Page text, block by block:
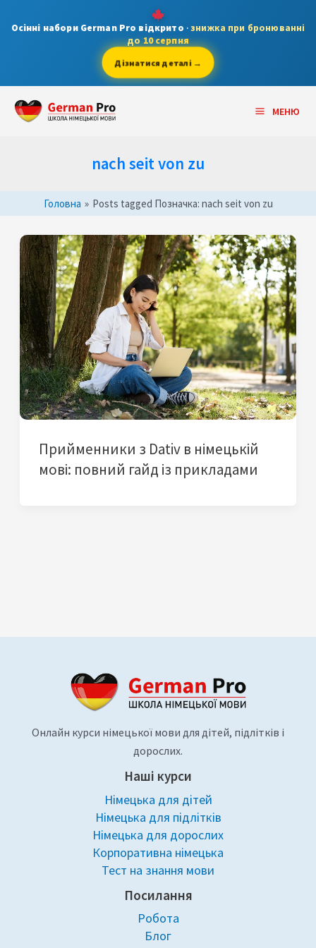
Осінні набори German Pro відкрито ·знижка при бронюванні
до10 серпня
Дізнатися деталі →
Main
МЕНЮ
nach seit von zu
Головна » Posts tagged Позначка: nach seit von zu
Прийменники з Dativ в німецькій
мові: повний гайд із прикладами
Онлайн курси німецької мови для дітей, підлітків і
дорослих.
Наші курси
Німецька для дітей
Німецька для підлітків
Німецька для дорослих
Корпоративна німецька
Тест на знання мови
Посилання
Робота
Блог